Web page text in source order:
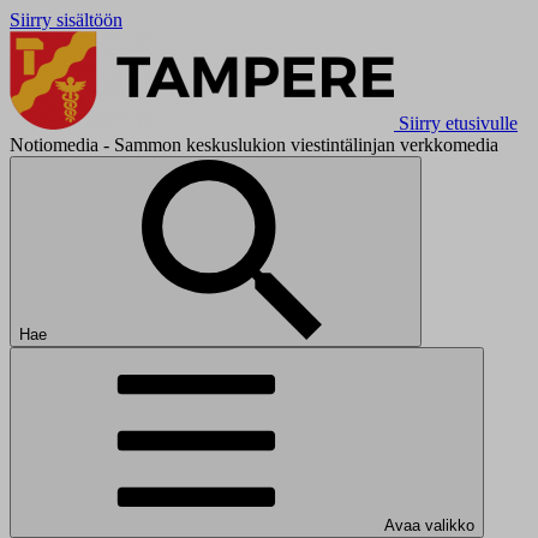
Siirry sisältöön
Siirry etusivulle
Notiomedia - Sammon keskuslukion viestintälinjan verkkomedia
Hae
Avaa valikko